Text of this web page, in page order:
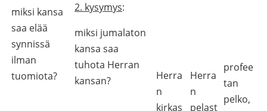
miksi kansa
saa elää
synnissä
ilman
tuomiota?
2. kysymys:
miksi jumalaton
kansa saa
tuhota Herran
kansan?
Herra
n
kirkas
Herra
n
pelast
profee
tan
pelko,